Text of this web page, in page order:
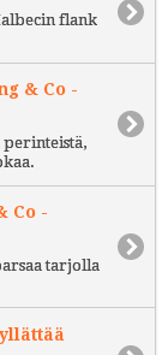
flank
& Co -
perinteistä,
Co -
tarjolla